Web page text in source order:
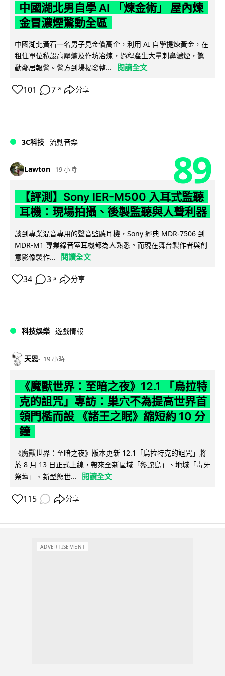
中國湖北男自學 AI 「煉金術」 屋內煉
金冒濃煙驚動全區
中國湖北黃石一名男子見金價高企，利用 AI 自學提煉黃金，在
租住單位私設高壓爐及作坊冶煉，過程產生大量刺鼻濃煙，驚
動鄰居報警。警方到場揭發整...
閱讀全文
101 7 ↗ 分享
3C科技 流動音樂
Lawton 19 小時 89
【評測】Sony IER-M500 入耳式監聽
耳機：現場拍攝、後製監聽與人聲利器
談到專業混音專用的聲音監聽耳機，Sony 經典 MDR-7506 到
MDR-M1 專業錄音室耳機都為人熟悉。而現在舞台製作者與創
意影像製作...
閱讀全文
34 3 ↗ 分享
科技娛樂 遊戲情報
天恩 19 小時
《魔獸世界：至暗之夜》12.1 「烏拉特
克的詛咒」專訪：巢穴不為提高世界首
領門檻而設 《諸王之眠》縮短約 10 分
鐘
《魔獸世界：至暗之夜》版本更新 12.1「烏拉特克的詛咒」將
於 8 月 13 日正式上線，帶來全新區域「盤蛇島」、地城「毒牙
祭壇」、新型態世...
閱讀全文
115 分享
ADVERTISEMENT